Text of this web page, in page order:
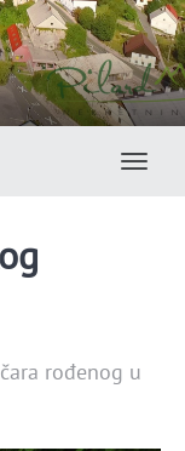
rođenog u